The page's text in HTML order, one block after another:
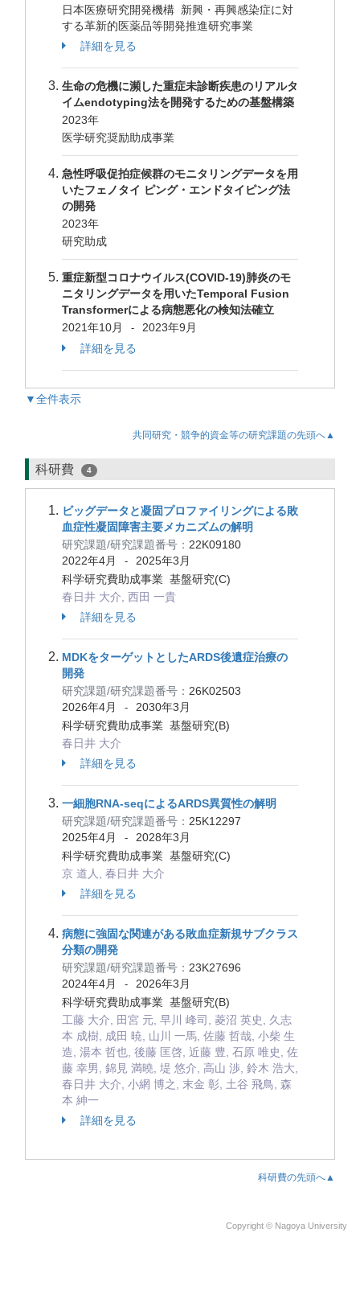
日本医療研究開発機構 新興・再興感染症に対
する革新的医薬品等開発推進研究事業
詳細を見る
生命の危機に瀕した重症未診断疾患のリアルタ
イムendotyping法を開発するための基盤構築
2023年
医学研究奨励助成事業
急性呼吸促拍症候群のモニタリングデータを用
いたフェノタイ ピング・エンドタイピング法
の開発
2023年
研究助成
重症新型コロナウイルス(COVID-19)肺炎のモ
ニタリングデータを用いたTemporal Fusion
Transformerによる病態悪化の検知法確立
2021年10月
-
2023年9月
詳細を見る
▼全件表示
共同研究・競争的資金等の研究課題の先頭へ▲
科研費 4
ビッグデータと凝固プロファイリングによる敗
血症性凝固障害主要メカニズムの解明
研究課題/研究課題番号： 22K09180
2022年4月
-
2025年3月
科学研究費助成事業 基盤研究(C)
春日井 大介, 西田 一貴
詳細を見る
MDKをターゲットとしたARDS後遺症治療の
開発
研究課題/研究課題番号： 26K02503
2026年4月
-
2030年3月
科学研究費助成事業 基盤研究(B)
春日井 大介
詳細を見る
一細胞RNA-seqによるARDS異質性の解明
研究課題/研究課題番号： 25K12297
2025年4月
-
2028年3月
科学研究費助成事業 基盤研究(C)
京 道人, 春日井 大介
詳細を見る
病態に強固な関連がある敗血症新規サブクラス
分類の開発
研究課題/研究課題番号： 23K27696
2024年4月
-
2026年3月
科学研究費助成事業 基盤研究(B)
工藤 大介, 田宮 元, 早川 峰司, 菱沼 英史, 久志
本 成樹, 成田 暁, 山川 一馬, 佐藤 哲哉, 小柴 生
造, 湯本 哲也, 後藤 匡啓, 近藤 豊, 石原 唯史, 佐
藤 幸男, 錦見 満曉, 堤 悠介, 高山 渉, 鈴木 浩大,
春日井 大介, 小網 博之, 末金 彰, 土谷 飛鳥, 森
本 紳一
詳細を見る
科研費の先頭へ▲
Copyright © Nagoya University